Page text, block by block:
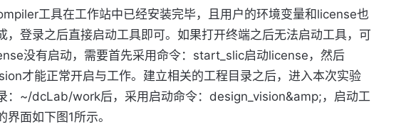
工具在工作站中已经安装完毕，且用户的环境变量和license也
，登录之后直接启动工具即可。如果打开终端之后无法启动工具，可
没有启动，需要首先采用命令：start_slic启动license，然后
才能正常开启与工作。建立相关的工程目录之后，进入本次实验
：~/dcLab/work后，采用启动命令：design_vision&amp;，启动工
界面如下图1所示。